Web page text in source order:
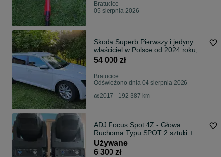
Bratucice
05 sierpnia 2026
Skoda Superb Pierwszy i jedyny
właściciel w Polsce od 2024 roku,
54 000 zł
Bratucice
Odświeżono dnia 04 sierpnia 2026
2017 - 192 387 km
ADJ Focus Spot 4Z - Głowa
Ruchoma Typu SPOT 2 sztuki +
case
Używane
6 300 zł